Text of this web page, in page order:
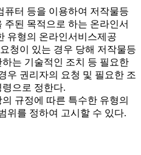
퓨터 등을 이용하여 저작물등
주된 목적으로 하는 온라인서
유형의 온라인서비스제공
청이 있는 경우 당해 저작물등
는 기술적인 조치 등 필요한
우 권리자의 요청 및 필요한 조
으로 정한다.
규정에 따른 특수한 유형의
위를 정하여 고시할 수 있다.